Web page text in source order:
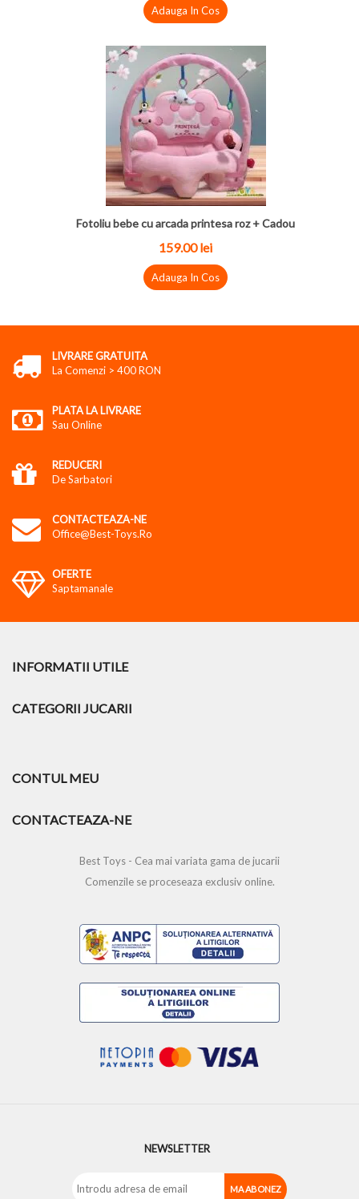
Adauga In Cos
Fotoliu bebe cu arcada printesa roz + Cadou
159.00 lei
Adauga In Cos
LIVRARE GRATUITA
La Comenzi > 400 RON
PLATA LA LIVRARE
Sau Online
REDUCERI
De Sarbatori
CONTACTEAZA-NE
Office@best-Toys.ro
OFERTE
Saptamanale
INFORMATII UTILE
CATEGORII JUCARII
CONTUL MEU
CONTACTEAZA-NE
Best Toys - Cea mai variata gama de jucarii
Comenzile se proceseaza exclusiv online.
NEWSLETTER